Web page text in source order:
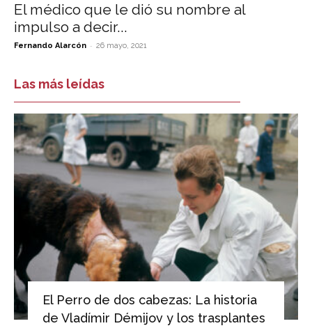
El médico que le dió su nombre al
impulso a decir...
Fernando Alarcón - 26 mayo, 2021
Las más leídas
El Perro de dos cabezas: La historia
de Vladímir Démijov y los trasplantes